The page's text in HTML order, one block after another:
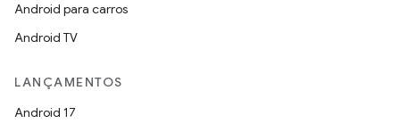
Android para carros
Android TV
LANÇAMENTOS
Android 17